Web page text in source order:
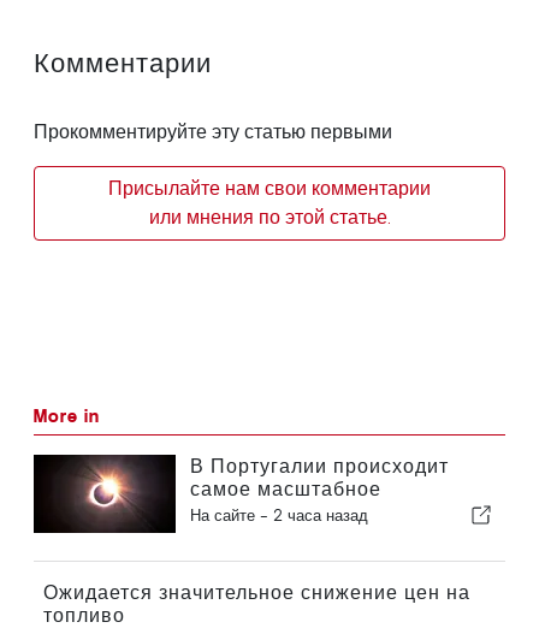
Комментарии
Прокомментируйте эту статью первыми
Присылайте нам свои комментарии
или мнения по этой статье.
More in
В Португалии происходит
самое масштабное
солнечное затмение столетия
На сайте - 2 часа назад
Ожидается значительное снижение цен на
топливо